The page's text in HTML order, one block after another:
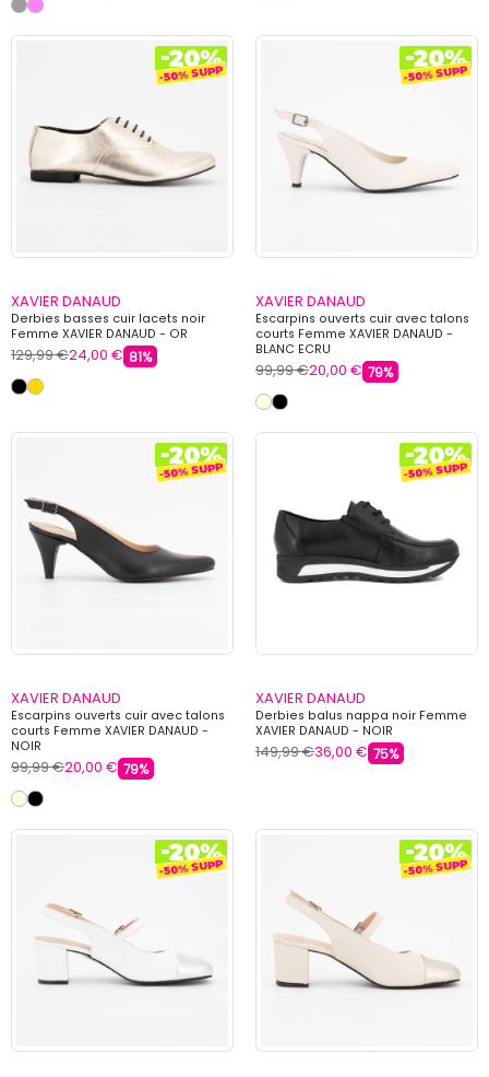
XAVIER DANAUD
Derbies basses cuir lacets noir
Femme XAVIER DANAUD - OR
129,99 €24,00 € 81%
XAVIER DANAUD
Escarpins ouverts cuir avec talons
courts Femme XAVIER DANAUD -
BLANC ECRU
99,99 €20,00 € 79%
XAVIER DANAUD
Escarpins ouverts cuir avec talons
courts Femme XAVIER DANAUD -
NOIR
99,99 €20,00 € 79%
XAVIER DANAUD
Derbies balus nappa noir Femme
XAVIER DANAUD - NOIR
149,99 €36,00 € 75%